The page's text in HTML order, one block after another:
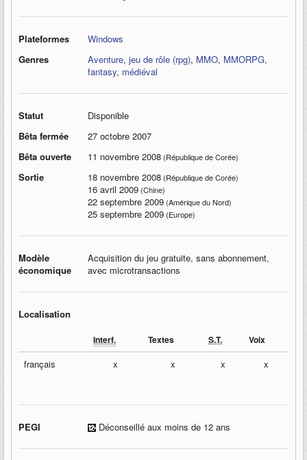
Plateformes
Windows
Genres
Aventure, jeu de rôle (rpg), MMO, MMORPG,
fantasy, médiéval
Statut
Disponible
Bêta fermée
27 octobre 2007
Bêta ouverte
11 novembre 2008(République de Corée)
Sortie 18 novembre 2008(République de Corée)
16 avril 2009(Chine)
22 septembre 2009(Amérique du Nord)
25 septembre 2009(Europe)
Modèle
économique
Acquisition du jeu gratuite, sans abonnement,
avec microtransactions
Localisation
Interf. Textes S.T. Voix
français x x x x
PEGI Déconseillé aux moins de 12 ans